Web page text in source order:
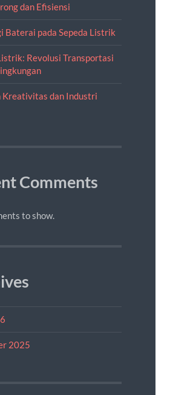
dan Efisiensi
Baterai pada Sepeda Listrik
Revolusi Transportasi
Kreativitas dan Industri
Comments
to show.
2025